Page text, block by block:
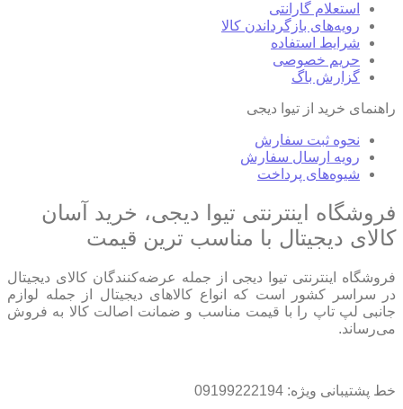
استعلام گارانتی
رویه‌های بازگرداندن کالا
شرایط استفاده
حریم خصوصی
گزارش باگ
راهنمای خرید از تیوا دیجی
نحوه ثبت سفارش
رویه ارسال سفارش
شیوه‌های پرداخت
فروشگاه اینترنتی تیوا دیجی، خرید آسان
کالای دیجیتال با مناسب ترین قیمت
فروشگاه اینترنتی تیوا دیجی از جمله عرضه‌کنندگان کالای دیجیتال
در سراسر کشور است که انواع کالاهای دیجیتال از جمله لوازم
جانبی لپ تاپ را با قیمت مناسب و ضمانت اصالت کالا به فروش
می‌رساند.
خط پشتیبانی ویژه: 09199222194